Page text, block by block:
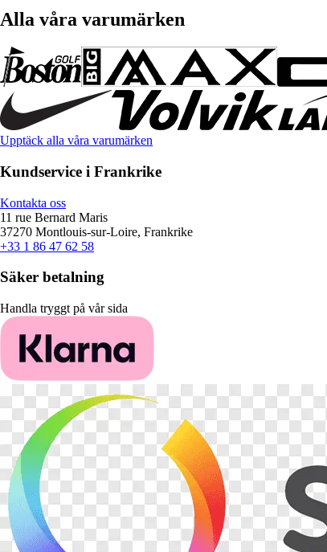
Alla våra varumärken
Upptäck alla våra varumärken
Kundservice i Frankrike
Kontakta oss
11 rue Bernard Maris
37270 Montlouis-sur-Loire, Frankrike
+33 1 86 47 62 58
Säker betalning
Handla tryggt på vår sida